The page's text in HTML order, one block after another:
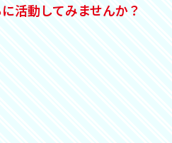
活動してみませんか？